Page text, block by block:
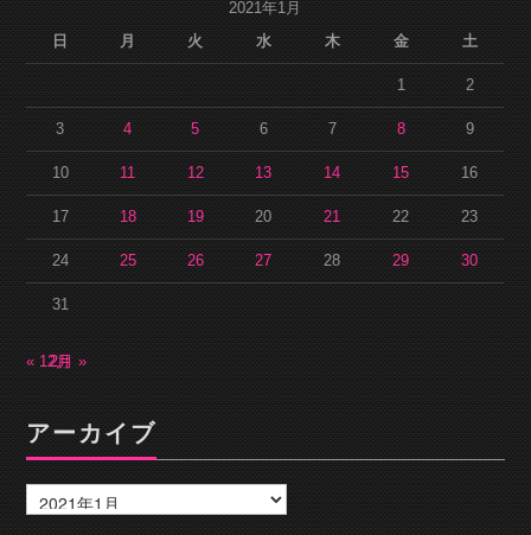
2021年1月
日
月 火 水 木 金 土
1 2
3 4 5 6 7 8 9
10 11 12 13 14 15 16
17 18 19 20 21 22 23
24 25 26 27 28 29 30
31
« 12月2月 »
アーカイブ
ー
カ